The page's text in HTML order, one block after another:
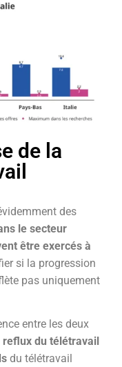
de la
des
le secteur
être exercés à
si la progression
pas uniquement
entre les deux
reflux du télétravail
du télétravail